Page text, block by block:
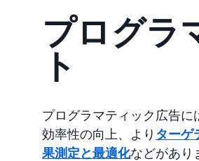
プログラ
ト
プログラマティック広告に
効率性の向上、より ターゲ
果測定と最適化などがあり